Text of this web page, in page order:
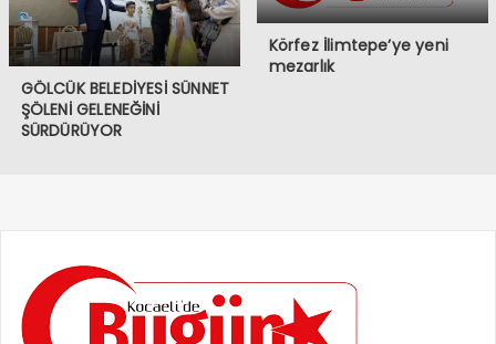
GÖLCÜK BELEDİYESİ SÜNNET
ŞÖLENİ GELENEĞİNİ
SÜRDÜRÜYOR
Körfez İlimtepe’ye yeni
mezarlık